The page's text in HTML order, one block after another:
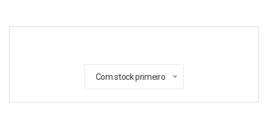
Com stock primeiro